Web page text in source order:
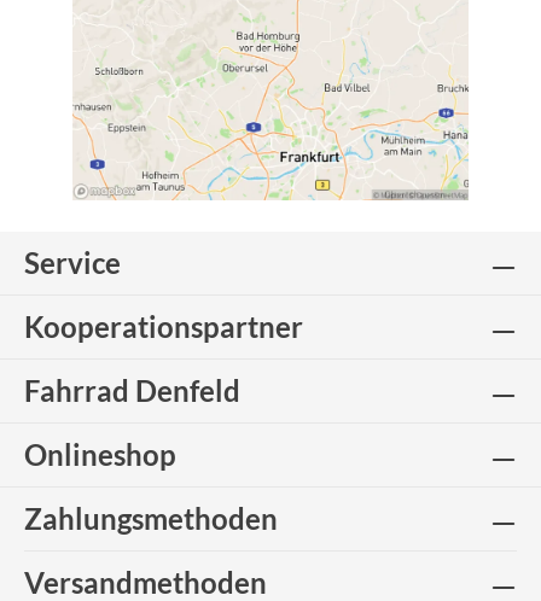
Service
Kooperationspartner
Fahrrad Denfeld
Onlineshop
Zahlungsmethoden
Versandmethoden